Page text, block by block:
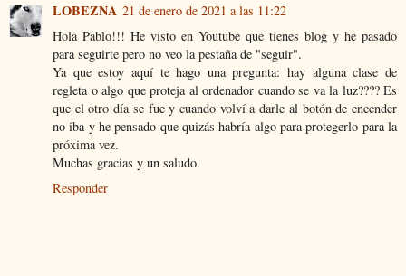
LOBEZNA 21 de enero de 2021 a las 11:22
Hola Pablo!!! He visto en Youtube que tienes blog y he pasado
para seguirte pero no veo la pestaña de "seguir".
Ya que estoy aquí te hago una pregunta: hay alguna clase de
regleta o algo que proteja al ordenador cuando se va la luz???? Es
que el otro día se fue y cuando volví a darle al botón de encender
no iba y he pensado que quizás habría algo para protegerlo para la
próxima vez.
Muchas gracias y un saludo.
Responder